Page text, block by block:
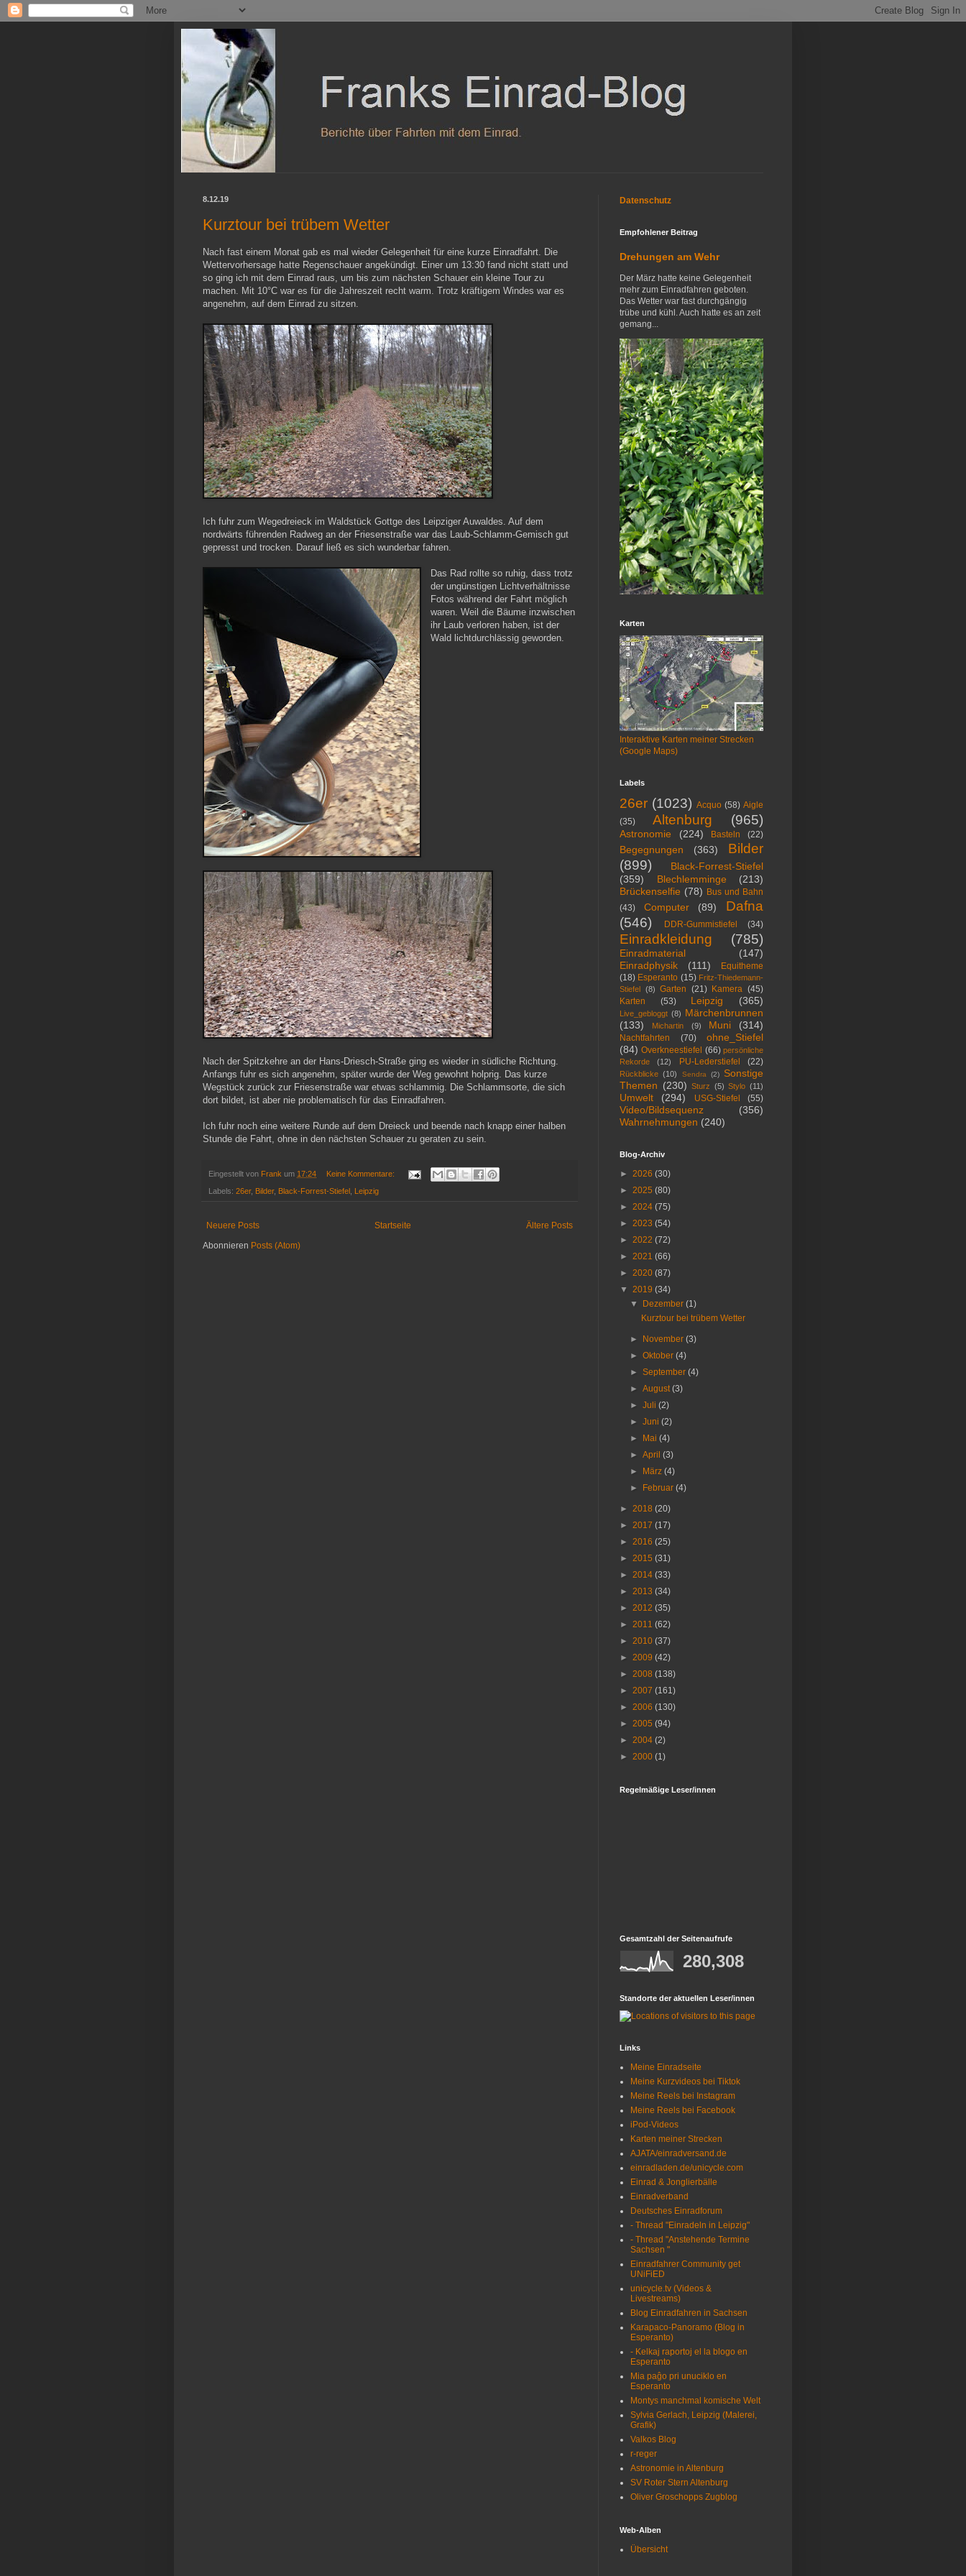
8.12.19
Kurztour bei trübem Wetter
Nach fast einem Monat gab es mal wieder Gelegenheit für eine kurze Einradfahrt. Die
Wettervorhersage hatte Regenschauer angekündigt. Einer um 13:30 fand nicht statt und
so ging ich mit dem Einrad raus, um bis zum nächsten Schauer ein kleine Tour zu
machen. Mit 10°C war es für die Jahreszeit recht warm. Trotz kräftigem Windes war es
angenehm, auf dem Einrad zu sitzen.
Ich fuhr zum Wegedreieck im Waldstück Gottge des Leipziger Auwaldes. Auf dem
nordwärts führenden Radweg an der Friesenstraße war das Laub-Schlamm-Gemisch gut
gepresst und trocken. Darauf ließ es sich wunderbar fahren.
Das Rad rollte so ruhig, dass trotz
der ungünstigen Lichtverhältnisse
Fotos während der Fahrt möglich
waren. Weil die Bäume inzwischen
ihr Laub verloren haben, ist der
Wald lichtdurchlässig geworden.
Nach der Spitzkehre an der Hans-Driesch-Straße ging es wieder in südliche Richtung.
Anfangs fuhr es sich angenehm, später wurde der Weg gewohnt holprig. Das kurze
Wegstück zurück zur Friesenstraße war etwas schlammig. Die Schlammsorte, die sich
dort bildet, ist aber nie problematisch für das Einradfahren.
Ich fuhr noch eine weitere Runde auf dem Dreieck und beende nach knapp einer halben
Stunde die Fahrt, ohne in den nächsten Schauer zu geraten zu sein.
Eingestellt von Frank um 17:24 Keine Kommentare:
Labels: 26er, Bilder, Black-Forrest-Stiefel Leipzig
Neuere Posts Ältere Posts
Startseite
Abonnieren Posts (Atom)
Datenschutz
Empfohlener Beitrag
Drehungen am Wehr
Der März hatte keine Gelegenheit
mehr zum Einradfahren geboten.
Das Wetter war fast durchgängig
trübe und kühl. Auch hatte es an zeit
gemang...
Karten
Interaktive Karten meiner Strecken
(Google Maps)
Labels
26er (1023) Acquo (58) Aigle
(35)
Altenburg (965)
Astronomie (224) Basteln (22)
Begegnungen (363)
Bilder
(899)
Black-Forrest-Stiefel
(359)
Blechlemminge
(213)
Brückenselfie (78) Bus und Bahn
(43)
Computer (89)
Dafna
(546)
DDR-Gummistiefel (34)
Einradkleidung (785)
Einradmaterial
(147)
Einradphysik
(111)
Equitheme
(18) Esperanto (15) Fritz-Thiedemann-
Stiefel (8) Garten (21) Kamera (45)
Karten
(53) Leipzig (365)
Live_gebloggt (8) Märchenbrunnen
(133)
Michartin (9) Muni (314)
Nachtfahrten (70)
ohne_Stiefel
(84) Overkneestiefel (66) persönliche
Rekorde
(12) PU-Lederstiefel (22)
Rückblicke (10) Sendra (2)
Sonstige
Themen (230) Sturz (5) Stylo (11)
Umwelt (294) USG-Stiefel (55)
Video/Bildsequenz
(356)
Wahrnehmungen (240)
Blog-Archiv
► 2026 (30)
► 2025 (80)
► 2024 (75)
► 2023 (54)
► 2022 (72)
► 2021 (66)
► 2020 (87)
▼ 2019 (34)
▼ Dezember(1)
Kurztour bei trübem Wetter
► November(3)
►Oktober(4)
►September(4)
►August(3)
►Juli(2)
►Juni(2)
► Mai(4)
►April(3)
► März(4)
► Februar(4)
► 2018 (20)
► 2017 (17)
► 2016 (25)
► 2015 (31)
► 2014 (33)
► 2013 (34)
► 2012 (35)
► 2011 (62)
► 2010 (37)
► 2009 (42)
► 2008 (138)
► 2007 (161)
► 2006 (130)
► 2005 (94)
► 2004 (2)
► 2000 (1)
Regelmäßige Leser/innen
Gesamtzahl der Seitenaufrufe
280,308
Standorte der aktuellen Leser/innen
Links
Meine Einradseite
Meine Kurzvideos bei Tiktok
Meine Reels bei Instagram
Meine Reels bei Facebook
iPod-Videos
Karten meiner Strecken
AJATA/einradversand.de
einradladen.de/unicycle.com
Einrad & Jonglierbälle
Einradverband
Deutsches Einradforum
- Thread "Einradeln in Leipzig"
- Thread "Anstehende Termine
Sachsen "
Einradfahrer Community get
UNiFiED
unicycle.tv (Videos &
Livestreams)
Blog Einradfahren in Sachsen
Karapaco-Panoramo (Blog in
Esperanto)
- Kelkaj raportoj el la blogo en
Esperanto
Mia paĝo pri unuciklo en
Esperanto
Montys manchmal komische Welt
Sylvia Gerlach, Leipzig (Malerei,
Grafik)
Valkos Blog
r-reger
Astronomie in Altenburg
SV Roter Stern Altenburg
Oliver Groschopps Zugblog
Web-Alben
Übersicht